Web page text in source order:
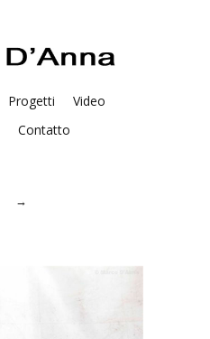
Progetti
Video
Contatto